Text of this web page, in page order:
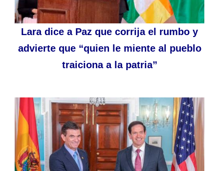
Lara dice a Paz que corrija el rumbo y
advierte que “quien le miente al pueblo
traiciona a la patria”